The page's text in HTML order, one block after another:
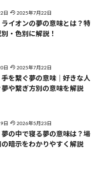
日 2025年7月22日
ライオンの夢の意味とは？特
・色別に解説！
日 2025年7月22日
手を繋ぐ夢の意味｜好きな人
夢や繋ぎ方別の意味を解説
日 2026年5月23日
夢の中で寝る夢の意味は？場
暗示をわかりやすく解説